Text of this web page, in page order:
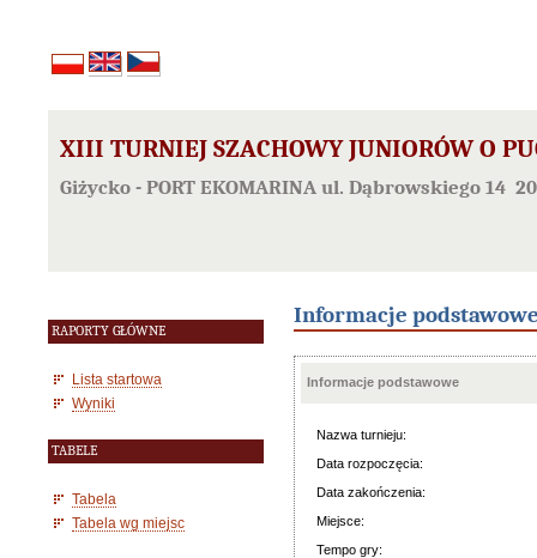
XIII TURNIEJ SZACHOWY JUNIORÓW O
Giżycko - PORT EKOMARINA ul. Dąbrowskiego 14
RAPORTY GŁÓWNE
Lista startowa
Wyniki
TABELE
Tabela
Tabela wg miejsc
Informacje
Informacje podstawowe
Nazwa turnieju:
Data rozpoczęcia:
Data zakończenia:
Miejsce:
Tempo gry: